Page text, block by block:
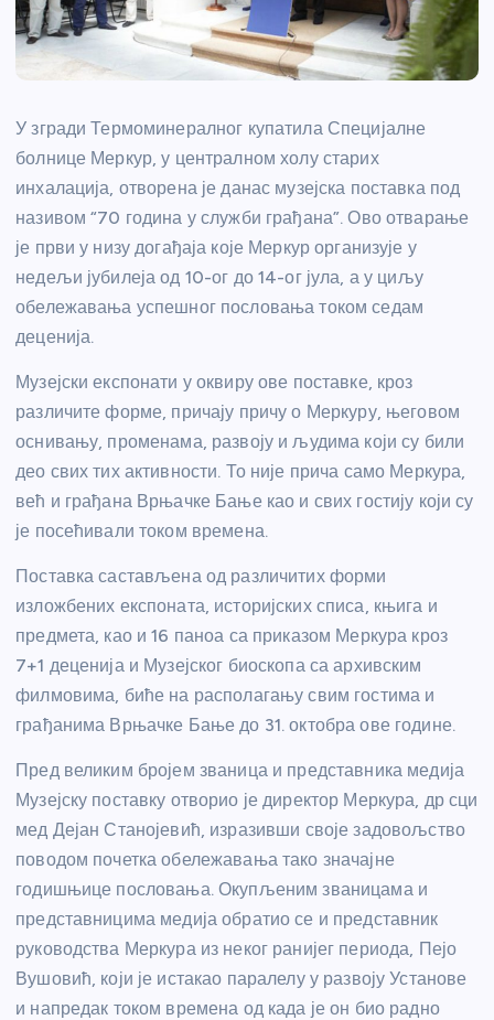
У згради Термоминералног купатила Специјалне
болнице Меркур, у централном холу старих
инхалација, отворена је данас музејска поставка под
називом “70 година у служби грађана”. Ово отварање
је први у низу догађаја које Меркур организује у
недељи јубилеја од 10-ог до 14-ог јула, а у циљу
обележавања успешног пословања током седам
деценија.
Музејски експонати у оквиру ове поставке, кроз
различите форме, причају причу о Меркуру, његовом
оснивању, променама, развоју и људима који су били
део свих тих активности. То није прича само Меркура,
већ и грађана Врњачке Бање као и свих гостију који су
је посећивали током времена.
Поставка састављена од различитих форми
изложбених експоната, историјских списа, књига и
предмета, као и 16 паноа са приказом Меркура кроз
7+1 деценија и Музејског биоскопа са архивским
филмовима, биће на располагању свим гостима и
грађанима Врњачке Бање до 31. октобра ове године.
Пред великим бројем званица и представника медија
Музејску поставку отворио је директор Меркура, др сци
мед Дејан Станојевић, изразивши своје задовољство
поводом почетка обележавања тако значајне
годишњице пословања. Окупљеним званицама и
представницима медија обратио се и представник
руководства Меркура из неког ранијег периода, Пејо
Вушовић, који је истакао паралелу у развоју Установе
и напредак током времена од када је он био радно